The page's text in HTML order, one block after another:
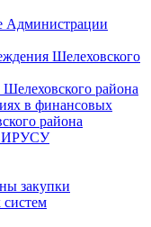
Администрации
Шелеховского
района
в финансовых
района
закупки